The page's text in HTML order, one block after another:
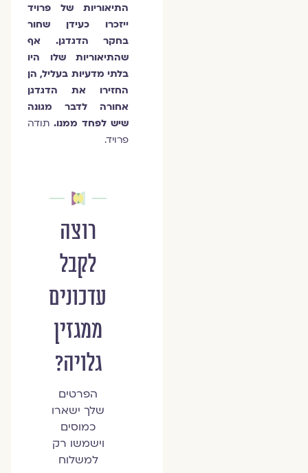
התיאוריות של פרויד
ייזכרו כעידן שחור
בחקר הדגדגן. אף
שהתיאוריות שלו היו
בלתי מדעיות בעליל, הן
החזירו את הדגדגן
אחורה לדבר מגונה
שיש לפחד ממנו.תודה
פרויד.
רוצה
לקבל
עדכונים
ממגזין
גלויה?
הפרטים
שלך ישארו
כמוסים
וישמשו רק
למשלוח